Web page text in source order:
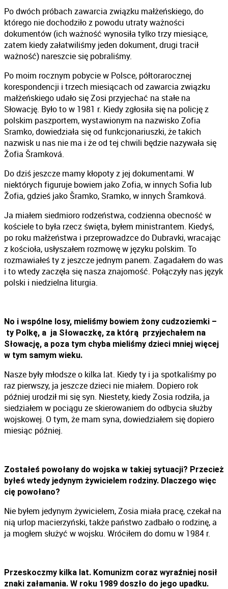
Po dwóch próbach zawarcia związku małżeńskiego, do
którego nie dochodziło z powodu utraty ważności
dokumentów (ich ważność wynosiła tylko trzy miesiące,
zatem kiedy załatwiliśmy jeden dokument, drugi tracił
ważność) nareszcie się pobraliśmy.
Po moim rocznym pobycie w Polsce, półtorarocznej
korespondencji i trzech miesiącach od zawarcia związku
małżeńskiego udało się Zosi przyjechać na stałe na
Słowację. Było to w 1981 r. Kiedy zgłosiła się na policję z
polskim paszportem, wystawionym na nazwisko Zofia
Sramko, dowiedziała się od funkcjonariuszki, że takich
nazwisk u nas nie ma i że od tej chwili będzie nazywała się
Žofia Šramková.
Do dziś jeszcze mamy kłopoty z jej dokumentami. W
niektórych figuruje bowiem jako Zofia, w innych Sofia lub
Žofia, gdzieś jako Šramko, Sramko, w innych Šramková.
Ja miałem siedmioro rodzeństwa, codzienna obecność w
kościele to była rzecz święta, byłem ministrantem. Kiedyś,
po roku małżeństwa i przeprowadzce do Dubravki, wracając
z kościoła, usłyszałem rozmowę w języku polskim. To
rozmawiałeś ty z jeszcze jednym panem. Zagadałem do was
i to wtedy zaczęła się nasza znajomość. Połączyły nas język
polski i niedzielna liturgia.
No i wspólne losy, mieliśmy bowiem żony cudzoziemki –
ty Polkę, a ja Słowaczkę, za którą przyjechałem na
Słowację, a poza tym chyba mieliśmy dzieci mniej więcej
w tym samym wieku.
Nasze były młodsze o kilka lat. Kiedy ty i ja spotkaliśmy po
raz pierwszy, ja jeszcze dzieci nie miałem. Dopiero rok
później urodził mi się syn. Niestety, kiedy Zosia rodziła, ja
siedziałem w pociągu ze skierowaniem do odbycia służby
wojskowej. O tym, że mam syna, dowiedziałem się dopiero
miesiąc później.
Zostałeś powołany do wojska w takiej sytuacji? Przecież
byłeś wtedy jedynym żywicielem rodziny. Dlaczego więc
cię powołano?
Nie byłem jedynym żywicielem, Zosia miała pracę, czekał na
nią urlop macierzyński, także państwo zadbało o rodzinę, a
ja mogłem służyć w wojsku. Wróciłem do domu w 1984 r.
Przeskoczmy kilka lat. Komunizm coraz wyraźniej nosił
znaki załamania. W roku 1989 doszło do jego upadku.